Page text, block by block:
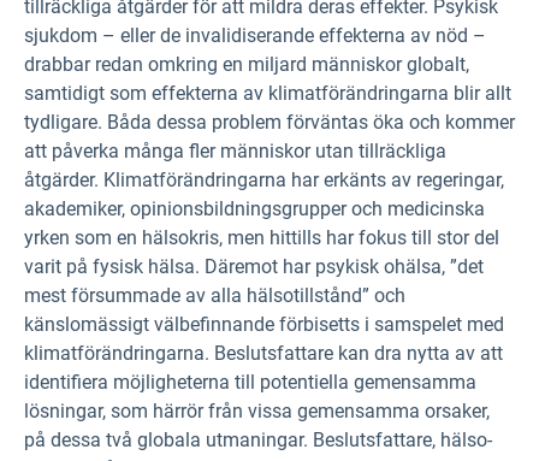
tillräckliga åtgärder för att mildra deras effekter. Psykisk
sjukdom – eller de invalidiserande effekterna av nöd –
drabbar redan omkring en miljard människor globalt,
samtidigt som effekterna av klimatförändringarna blir allt
tydligare. Båda dessa problem förväntas öka och kommer
att påverka många fler människor utan tillräckliga
åtgärder. Klimatförändringarna har erkänts av regeringar,
akademiker, opinionsbildningsgrupper och medicinska
yrken som en hälsokris, men hittills har fokus till stor del
varit på fysisk hälsa. Däremot har psykisk ohälsa, ”det
mest försummade av alla hälsotillstånd” och
känslomässigt välbefinnande förbisetts i samspelet med
klimatförändringarna. Beslutsfattare kan dra nytta av att
identifiera möjligheterna till potentiella gemensamma
lösningar, som härrör från vissa gemensamma orsaker,
på dessa två globala utmaningar. Beslutsfattare, hälso-